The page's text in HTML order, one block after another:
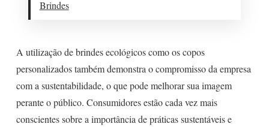
Brindes
A utilização de brindes ecológicos como os copos
personalizados também demonstra o compromisso da empresa
com a sustentabilidade, o que pode melhorar sua imagem
perante o público. Consumidores estão cada vez mais
conscientes sobre a importância de práticas sustentáveis e